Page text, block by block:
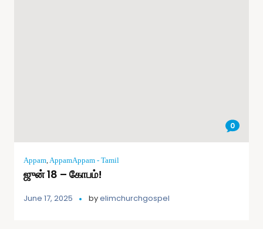
0
Appam,AppamAppam - Tamil
ஜுன் 18 – கோபம்!
June 17, 2025 byelimchurchgospel